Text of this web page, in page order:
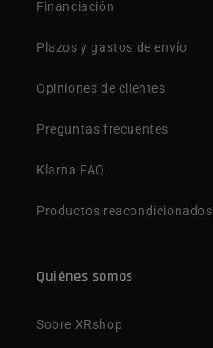
Financiación
Plazos y gastos de envío
Opiniones de clientes
Preguntas frecuentes
Klarna FAQ
Productos reacondicionados
Quiénes somos
Sobre XRshop